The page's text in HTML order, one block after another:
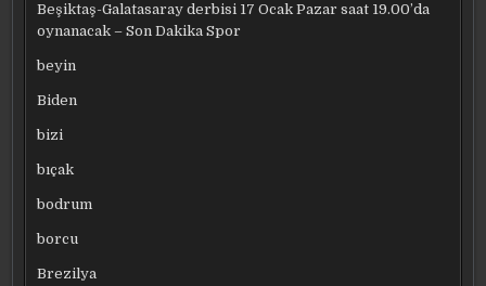
Beşiktaş-Galatasaray derbisi 17 Ocak Pazar saat 19.00’da
oynanacak – Son Dakika Spor
beyin
Biden
bizi
bıçak
bodrum
borcu
Brezilya